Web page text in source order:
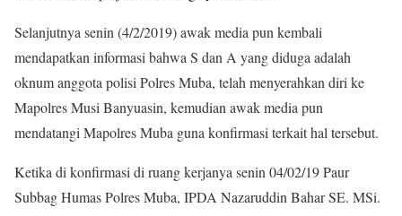
Selanjutnya senin (4/2/2019) awak media pun kembali
mendapatkan informasi bahwa S dan A yang diduga adalah
oknum anggota polisi Polres Muba, telah menyerahkan diri ke
Mapolres Musi Banyuasin, kemudian awak media pun
mendatangi Mapolres Muba guna konfirmasi terkait hal tersebut.
Ketika di konfirmasi di ruang kerjanya senin 04/02/19 Paur
Subbag Humas Polres Muba, IPDA Nazaruddin Bahar SE. MSi.